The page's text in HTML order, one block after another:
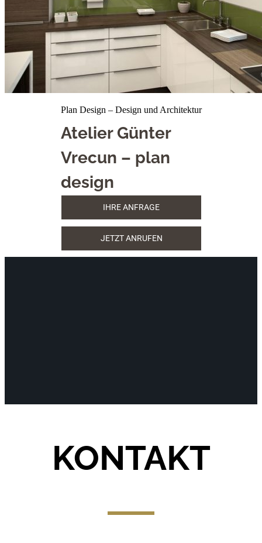
Plan Design – Design und Architektur
Atelier Günter
Vrecun – plan
design
IHRE ANFRAGE
JETZT ANRUFEN
KONTAKT